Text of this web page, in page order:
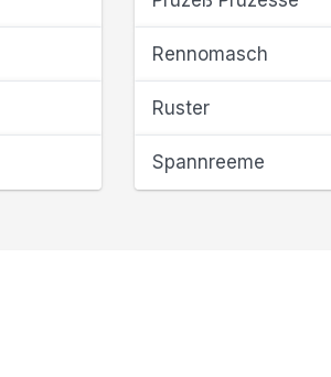
Rennomasch
Ruster
Spannreeme